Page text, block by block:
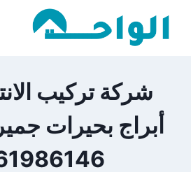
شركة تركيب